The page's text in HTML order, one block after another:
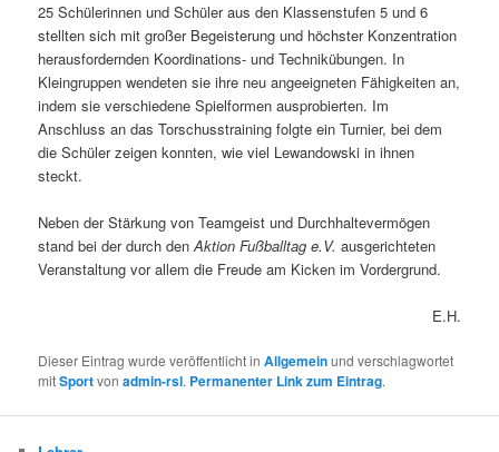
25 Schülerinnen und Schüler aus den Klassenstufen 5 und 6
stellten sich mit großer Begeisterung und höchster Konzentration
herausfordernden Koordinations- und Technikübungen. In
Kleingruppen wendeten sie ihre neu angeeigneten Fähigkeiten an,
indem sie verschiedene Spielformen ausprobierten. Im
Anschluss an das Torschusstraining folgte ein Turnier, bei dem
die Schüler zeigen konnten, wie viel Lewandowski in ihnen
steckt.
Neben der Stärkung von Teamgeist und Durchhaltevermögen
stand bei der durch denAktion Fußballtag e.V. ausgerichteten
Veranstaltung vor allem die Freude am Kicken im Vordergrund.
E.H.
Dieser Eintrag wurde veröffentlicht inAllgemeinund verschlagwortet
mitSportvonadmin-rsl. Permanenter Link zum Eintrag.